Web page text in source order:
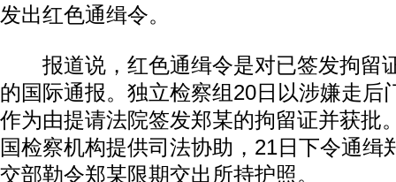
发出红色通缉令。
报道说，红色通缉令是对已签发拘留
的国际通报。独立检察组20日以涉嫌走后
作为由提请法院签发郑某的拘留证并获批
国检察机构提供司法协助，21日下令通缉
交部勒令郑某限期交出所持护照。